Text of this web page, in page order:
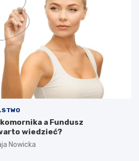
a Fundusz
wiedzieć?
Nowicka